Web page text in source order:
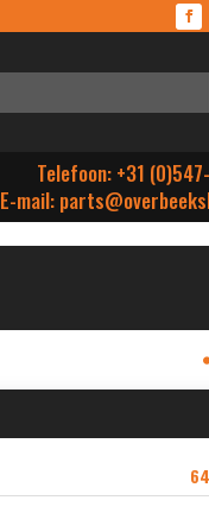
Telefoon: +31
E-mail: